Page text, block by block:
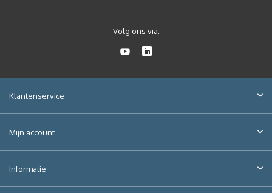
Volg ons via:
Klantenservice
Mijn account
Informatie